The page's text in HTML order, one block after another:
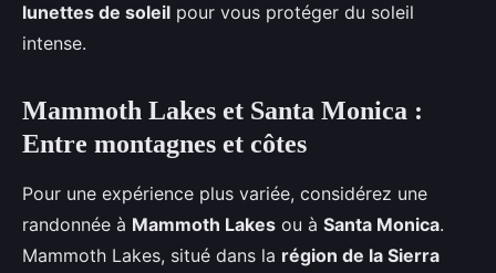
lunettes de soleil pour vous protéger du soleil
intense.
Mammoth Lakes et Santa Monica :
Entre montagnes et côtes
Pour une expérience plus variée, considérez une
randonnée à Mammoth Lakes ou à Santa Monica.
Mammoth Lakes, situé dans la région de la Sierra